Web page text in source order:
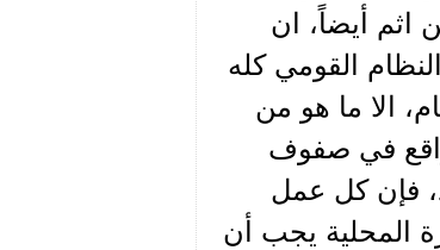
اثم أيضاً، ان
القومي كله
الا ما هو من
في صفوف
فإن كل عمل
المحلية يجب أن